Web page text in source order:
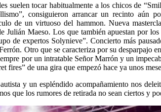
suelen tocar habitualmente a los chicos de
consiguieron arrancar un recinto aún
de un virtuoso del hammon. Nueva
Julián Maeso. Los que también apuestan por
de expertos Solynieve”. Concierto más
Otro que se caracteriza por su desparpajo
por un intratable Señor Marrón y un
fires” de una gira que empezó hace ya unos
y un espléndido acompañamiento nos
que los rumores de retirada no sean ciertos y